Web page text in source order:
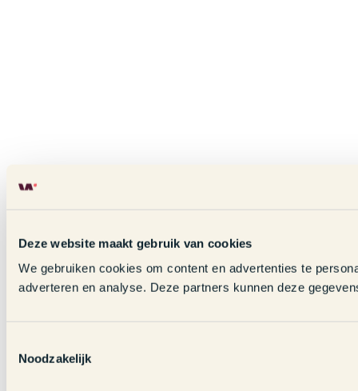
Deze website maakt gebruik van cookies
We gebruiken cookies om content en advertenties te
adverteren en analyse. Deze partners kunnen deze
Noodzakelijk